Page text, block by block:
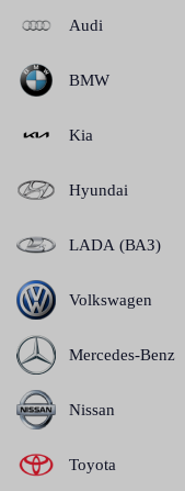
Audi
BMW
Kia
Hyundai
LADA (ВАЗ)
Volkswagen
Mercedes-Benz
Nissan
Toyota